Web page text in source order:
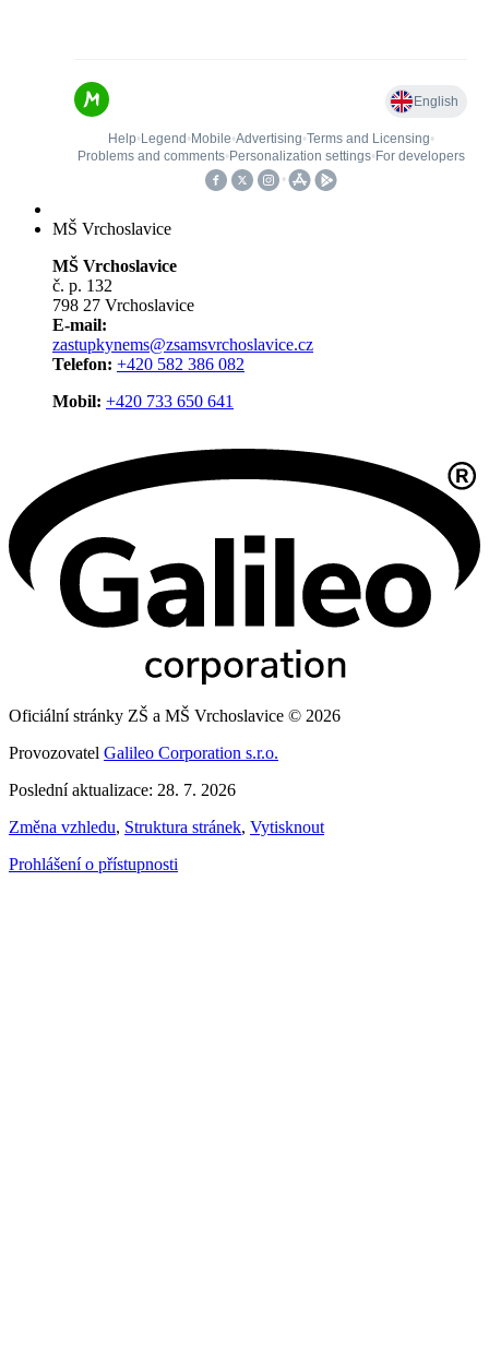
MŠ Vrchoslavice
MŠ Vrchoslavice
č. p. 132
798 27 Vrchoslavice
E-mail:
zastupkynems@zsamsvrchoslavice.cz
Telefon: +420 582 386 082
Mobil: +420 733 650 641
Oficiální stránky ZŠ a MŠ Vrchoslavice © 2026
Provozovatel Galileo Corporation s.r.o.
Poslední aktualizace: 28. 7. 2026
Změna vzhledu, Struktura stránek, Vytisknout
Prohlášení o přístupnosti